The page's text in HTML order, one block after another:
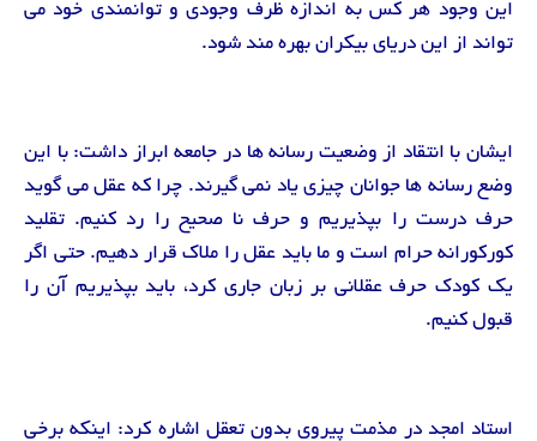
این وجود هر کس به اندازه ظرف وجودی و توانمندی خود می
تواند از این دریای بیکران بهره مند شود.
ایشان با انتقاد از وضعیت رسانه ها در جامعه ابراز داشت: با این
وضع رسانه ها جوانان چیزی یاد نمی گیرند. چرا که عقل می گوید
حرف درست را بپذیریم و حرف نا صحیح را رد کنیم. تقلید
کورکورانه حرام است و ما باید عقل را ملاک قرار دهیم. حتی اگر
یک کودک حرف عقلانی بر زبان جاری کرد، باید بپذیریم آن را
قبول کنیم.
استاد امجد در مذمت پیروی بدون تعقل اشاره کرد: اینکه برخی